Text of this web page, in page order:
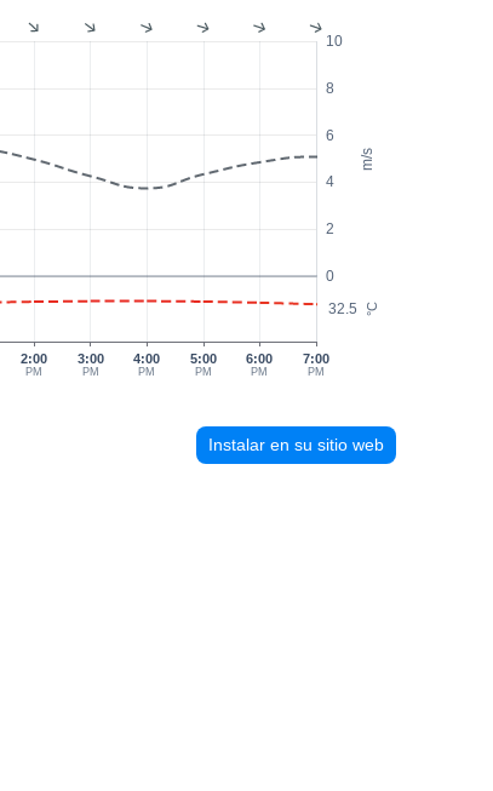
m/s
°C
0
2
4
6
8
10
32.5
2:00
PM
3:00
PM
4:00
PM
5:00
PM
6:00
PM
7:00
PM
Instalar en su sitio web